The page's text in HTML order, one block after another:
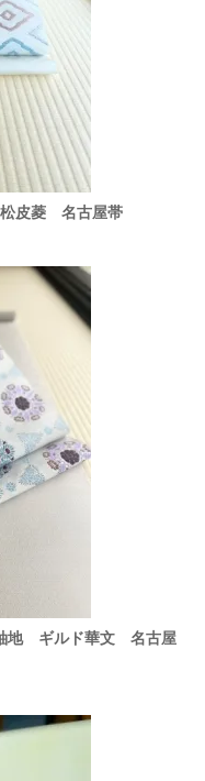
皮菱 名古屋帯
地 ギルド華文 名古屋